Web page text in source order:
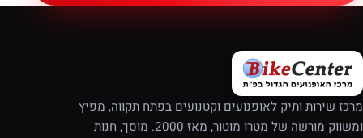
מרכז שירות ותיק לאופנועים וקטנועים בפתח תקווה, מפיץ
ומשווק מורשה של מטרו מוטור, מאז 2000. מוסך, חנות